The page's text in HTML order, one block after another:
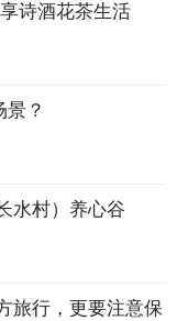
诗酒花茶生活
景？
水村）养心谷
旅行，更要注意保